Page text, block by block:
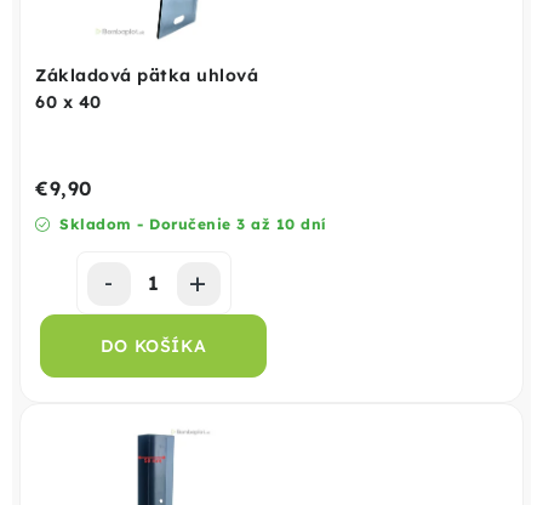
Základová pätka uhlová
60 x 40
Skladom - Doručenie 3 až 10 dní
€9,90
DO KOŠÍKA